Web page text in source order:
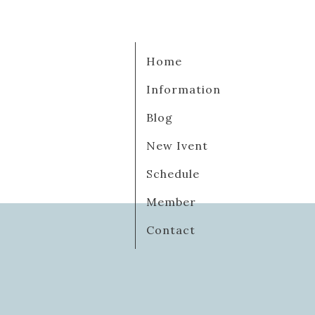
Home
Information
Blog
New Ivent
Schedule
Member
Contact